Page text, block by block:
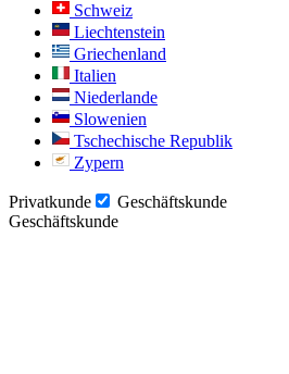
Schweiz
Liechtenstein
Griechenland
Italien
Niederlande
Slowenien
Tschechische Republik
Zypern
Privatkunde
Geschäftskunde
Geschäftskunde